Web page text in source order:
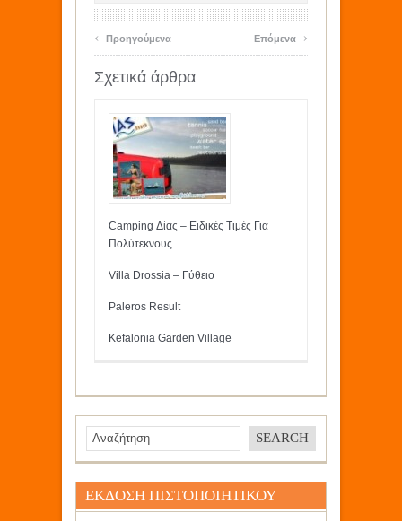
‹ Προηγούμενα Επόμενα ›
Σχετικά άρθρα
Camping Δίας – Ειδικές Τιμές Για
Πολύτεκνους
Villa Drossia – Γύθειο
Paleros Result
Kefalonia Garden Village
ΕΚΔΟΣΗ ΠΙΣΤΟΠΟΙΗΤΙΚΟΥ